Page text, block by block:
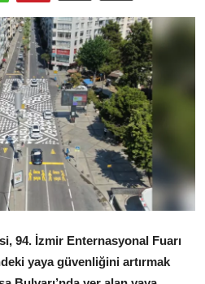
94. İzmir Enternasyonal Fuarı
yaya güvenliğini artırmak